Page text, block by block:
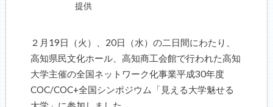
提供
２月 19日（火）、 20日（水）の二日間にわたり、
高知県民文化ホール、高知商工会館で行われた高知
大学主催の全国ネットワーク化事業平成30年度
COC/COC+全国シンポジウム「見える大学魅せる